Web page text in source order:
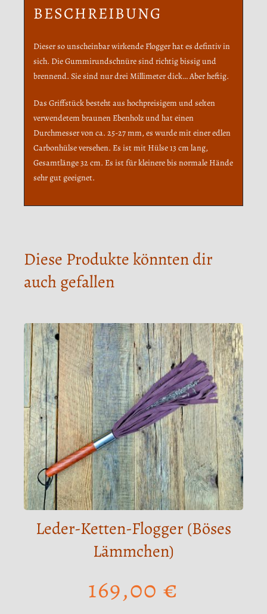
BESCHREIBUNG
Dieser so unscheinbar wirkende Flogger hat es defintiv in
sich. Die Gummirundschnüre sind richtig bissig und
brennend. Sie sind nur drei Millimeter dick… Aber heftig.
Das Griffstück besteht aus hochpreisigem und selten
verwendetem braunen Ebenholz und hat einen
Durchmesser von ca. 25-27 mm, es wurde mit einer edlen
Carbonhülse versehen. Es ist mit Hülse 13 cm lang,
Gesamtlänge 32 cm. Es ist für kleinere bis normale Hände
sehr gut geeignet.
Diese Produkte könnten dir
auch gefallen
Leder-Ketten-Flogger (Böses
Lämmchen)
169,00 €